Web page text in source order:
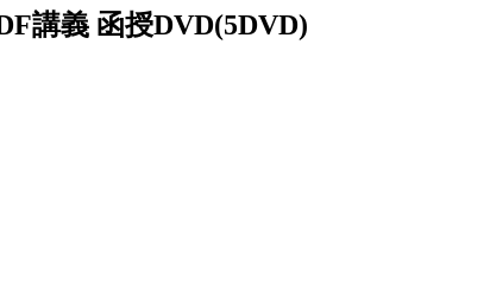
講義 函授DVD(5DVD)